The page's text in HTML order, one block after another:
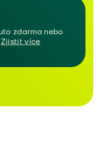
zdarma nebo
Zjistit více